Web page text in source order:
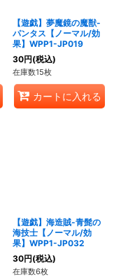
【遊戯】夢魔鏡の魔獣-
パンタス【ノーマル/効
果】WPP1-JP019
30円(税込)
在庫数15枚
カートに入れる
【遊戯】海造賊-青髭の
海技士【ノーマル/効
果】WPP1-JP032
30円(税込)
在庫数6枚